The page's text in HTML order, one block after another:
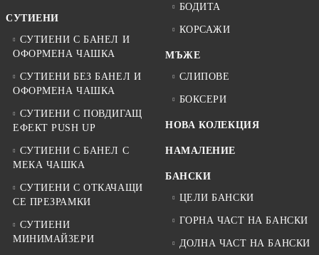
СУТИЕНИ
СУТИЕНИ С БАНЕЛ И
ОФОРМЕНА ЧАШКА
СУТИЕНИ БЕЗ БАНЕЛ И
ОФОРМЕНА ЧАШКА
СУТИЕНИ С ПОВДИГАЩ
ЕФЕКТ PUSH UP
СУТИЕНИ С БАНЕЛ С
МЕКА ЧАШКА
СУТИЕНИ С ОТКАЧАЩИ
СЕ ПРЕЗРАМКИ
СУТИЕНИ
МИНИМАЙЗЕРИ
БОДИТА
КОРСАЖИ
МЪЖЕ
СЛИПОВЕ
БОКСЕРИ
НОВА КОЛЕКЦИЯ
НАМАЛЕНИЕ
БАНСКИ
ЦЕЛИ БАНСКИ
ГОРНА ЧАСТ НА БАНСКИ
ДОЛНА ЧАСТ НА БАНСКИ